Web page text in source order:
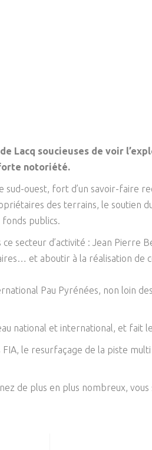
Lacq soucieuses de voir
notoriété.
ouest, fort d’un savoir-faire
des terrains, le soutien
publics.
secteur d’activité : Jean Pierre
et aboutir à la réalisation
Pau Pyrénées, non loin
national et international, et fait
FIA, le resurfaçage de la piste
de plus en plus nombreux, vous